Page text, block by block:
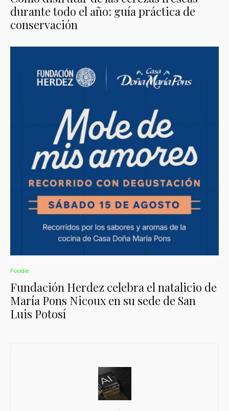
durante todo el año: guía práctica de
conservación
Foodie
Fundación Herdez celebra el natalicio de
María Pons Nicoux en su sede de San
Luis Potosí